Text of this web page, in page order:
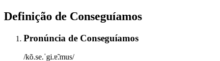
Definição de Conseguíamos
Pronúncia de Conseguíamos
/kõ.se.ˈgi.ɐ̃.mus/